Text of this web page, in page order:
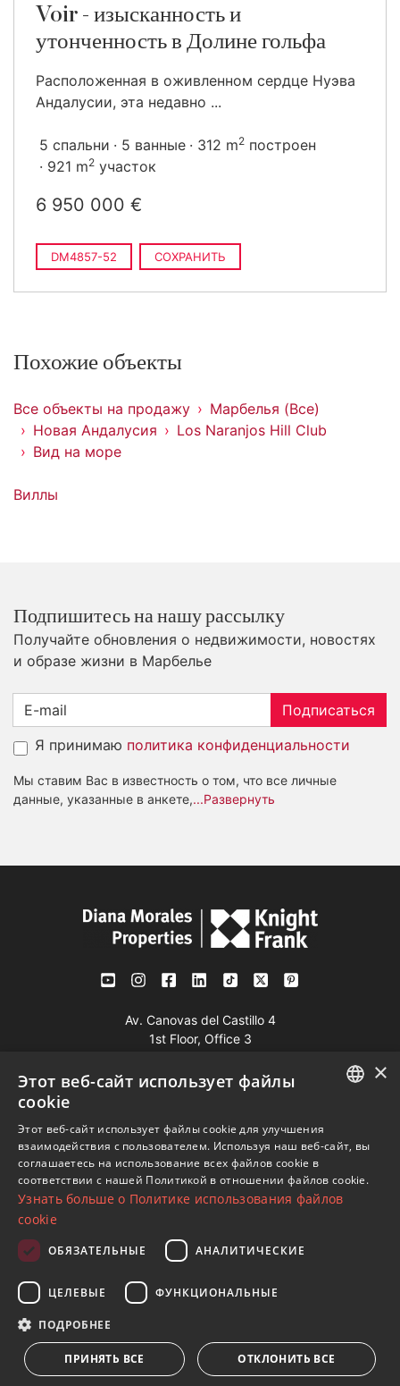
Voir - изысканность и
утонченность в Долине гольфа
Расположенная в оживленном сердце Нуэва
Андалусии, эта недавно ...
5 спальни 5 ванные 312 m2 построен
921 m2 участок
6 950 000 €
DM4857-52 СОХРАНИТЬ
Похожие объекты
Все объекты на продажу
Марбелья (Все)
Новая Андалусия
Los Naranjos Hill Club
Вид на море
Виллы
Подпишитесь на нашу рассылку
Получайте обновления о недвижимости, новостях
и образе жизни в Марбелье
Подписаться
Я принимаю политика конфиденциальности
Мы ставим Вас в известность о том, что все личные
данные, указанные в анкете,...Развернуть
Av. Canovas del Castillo 4
1st Floor, Office 3
Посмотреть на карте
Телефон:+34 952 765 138
Моб:+34 601 636 766
Whatsapp:+34 952 765 138
www.dmproperties.com
© Copyright 1989 - 2026 Diana Morales Properties Knight
Frank ·
Сайт применяет Правила и условия
SPANISH
FRENCH
×
Этот веб-сайт использует файлы
cookie
Этот веб-сайт использует файлы cookie для улучшения
взаимодействия с пользователем. Используя наш веб-сайт, вы
соглашаетесь на использование всех файлов cookie в
соответствии с нашей Политикой в ​​отношении файлов cookie.
Узнать больше о Политике использования файлов
cookie
ОБЯЗАТЕЛЬНЫЕ АНАЛИТИЧЕСКИЕ
ЦЕЛЕВЫЕ ФУНКЦИОНАЛЬНЫЕ
ПОДРОБНЕЕ
ПРИНЯТЬ ВСЕ ОТКЛОНИТЬ ВСЕ